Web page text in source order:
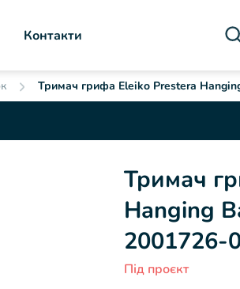
Контакти
Тримач грифа Eleiko Prestera
Тримач
Hanging
2001726-
Під проєкт